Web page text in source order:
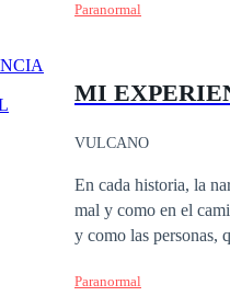
Paranormal
MI
VULCANO
En cada historia, la
mal y como en el camino, han perdido seres
y como las personas,
Shaw, de las
Paranormal